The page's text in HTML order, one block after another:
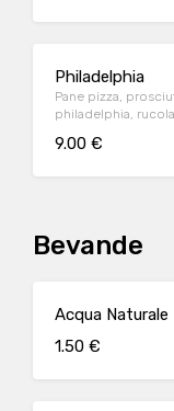
Philadelphia
Pane pizza,
philadelphia, rucola
9.00 €
Bevande
Acqua Naturale
1.50 €